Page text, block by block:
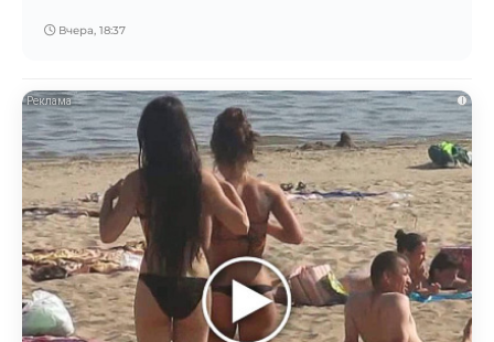
Вчера, 18:37
i